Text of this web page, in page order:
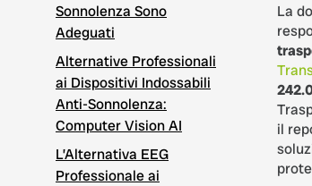
Sonnolenza Sono
Adeguati
Alternative Professionali
ai Dispositivi Indossabili
Anti-Sonnolenza:
Computer Vision AI
L’Alternativa EEG
Professionale ai
La
il